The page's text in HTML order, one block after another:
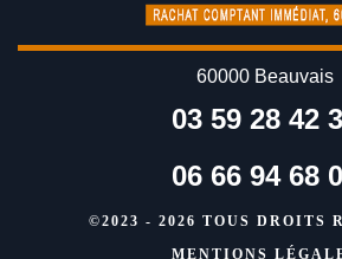
60000 Beauvais
03 59 28 42
06 66 94 68
©2023 - 2026 TOUS DROITS
MENTIONS